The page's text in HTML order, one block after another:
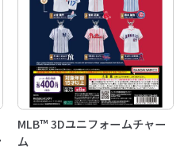
MLB™ 3Dユニフォームチャー
ム